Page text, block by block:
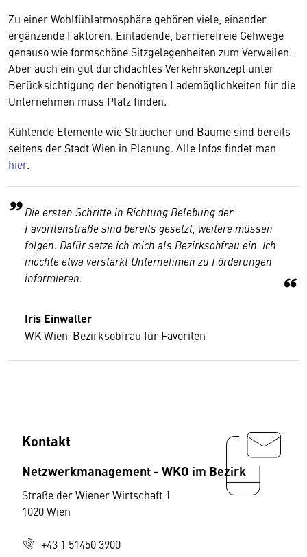
Zu einer Wohlfühlatmosphäre gehören viele, einander
ergänzende Faktoren. Einladende, barrierefreie Gehwege
genauso wie formschöne Sitzgelegenheiten zum Verweilen.
Aber auch ein gut durchdachtes Verkehrskonzept unter
Berücksichtigung der benötigten Lademöglichkeiten für die
Unternehmen muss Platz finden.
Kühlende Elemente wie Sträucher und Bäume sind bereits
seitens der Stadt Wien in Planung. Alle Infos findet man
hier.
Die ersten Schritte in Richtung Belebung der
Favoritenstraße sind bereits gesetzt, weitere müssen
folgen. Dafür setze ich mich als Bezirksobfrau ein. Ich
möchte etwa verstärkt Unternehmen zu Förderungen
informieren.
Iris Einwaller
WK Wien-Bezirksobfrau für Favoriten
Kontakt
Netzwerkmanagement - WKO im Bezirk
Straße der Wiener Wirtschaft 1
1020 Wien
+43 1 51450 3900